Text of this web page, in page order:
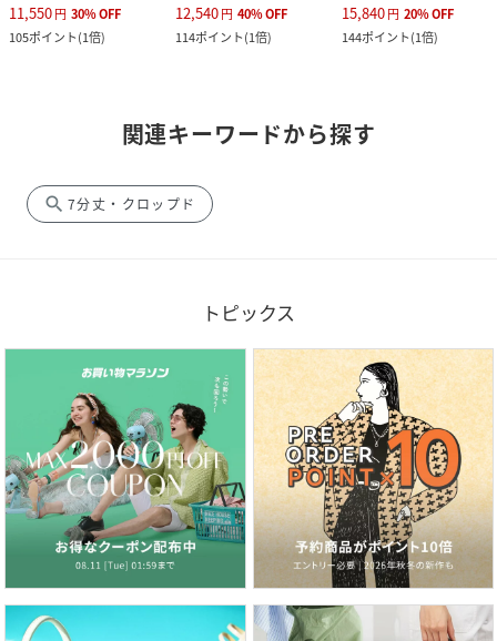
11,550円 30%OFF
105ポイント(1倍)
12,540円 40%OFF
114ポイント(1倍)
15,840円 20%OFF
144ポイント(1倍)
関連キーワードから探す
search 7分丈・クロップド
トピックス